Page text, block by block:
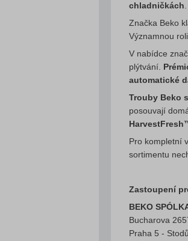
chladničkách
Značka Beko
Významnou
V nabídce
plýtvání.
automatické
Trouby Beko
posouvají
Pro kompletní
sortimentu
Zastoupení
BEKO
Bucharova
Praha 5 -